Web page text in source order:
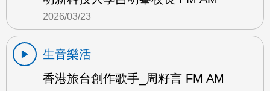
2026/03/23
生音樂活
香港旅台創作歌手_周籽言 FM AM